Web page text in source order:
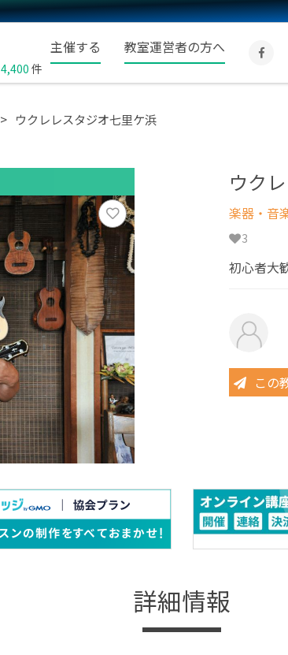
4,400 件
主催する 教室運営者の方へ
ウクレレスタジオ七里ケ浜
ウク
楽器・音
3
初心者大
この
詳細情報